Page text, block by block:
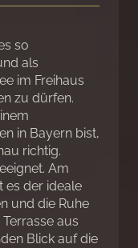
so
als
im Freihaus
zu dürfen.
in Bayern bist,
richtig.
Am
es der ideale
und die Ruhe
aus
Blick auf die